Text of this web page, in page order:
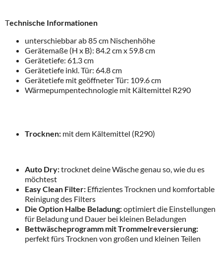
Technische Informationen
unterschiebbar ab 85 cm Nischenhöhe
Gerätemaße (H x B): 84.2 cm x 59.8 cm
Gerätetiefe: 61.3 cm
Gerätetiefe inkl. Tür: 64.8 cm
Gerätetiefe mit geöffneter Tür: 109.6 cm
Wärmepumpentechnologie mit Kältemittel R290
Trocknen: mit dem Kältemittel (R290)
Auto Dry:trocknet deine Wäsche genau so, wie du es
möchtest
Easy Clean Filter: Effizientes Trocknen und komfortable
Reinigung des Filters
Die Option Halbe Beladung:optimiert die Einstellungen
für Beladung und Dauer bei kleinen Beladungen
Bettwäscheprogramm mit Trommelreversierung:
perfekt fürs Trocknen von großen und kleinen Teilen